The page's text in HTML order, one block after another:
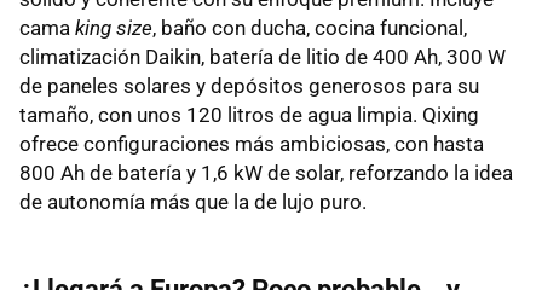
cama king size, baño con ducha, cocina funcional,
climatización Daikin, batería de litio de 400 Ah, 300 W
de paneles solares y depósitos generosos para su
tamaño, con unos 120 litros de agua limpia. Qixing
ofrece configuraciones más ambiciosas, con hasta
800 Ah de batería y 1,6 kW de solar, reforzando la idea
de autonomía más que la de lujo puro.